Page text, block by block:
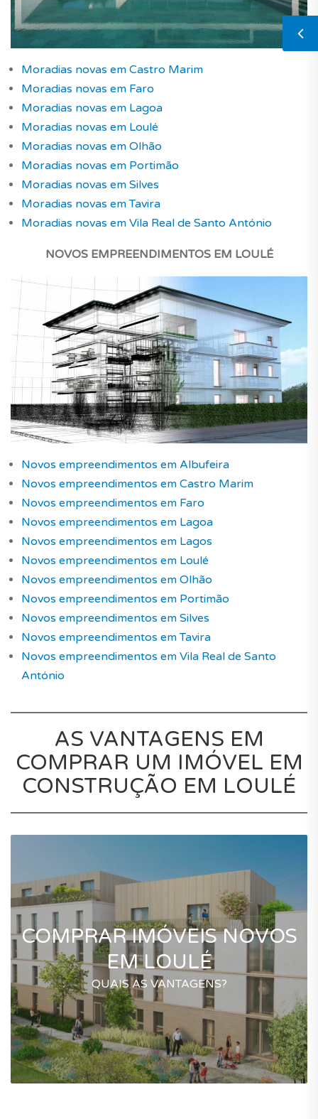
Moradias novas em Castro Marim
Moradias novas em Faro
Moradias novas em Lagoa
Moradias novas em Loulé
Moradias novas em Olhão
Moradias novas em Portimão
Moradias novas em Silves
Moradias novas em Tavira
Moradias novas em Vila Real de Santo António
NOVOS EMPREENDIMENTOS EM LOULÉ
Novos empreendimentos em Albufeira
Novos empreendimentos em Castro Marim
Novos empreendimentos em Faro
Novos empreendimentos em Lagoa
Novos empreendimentos em Lagos
Novos empreendimentos em Loulé
Novos empreendimentos em Olhão
Novos empreendimentos em Portimão
Novos empreendimentos em Silves
Novos empreendimentos em Tavira
Novos empreendimentos em Vila Real de Santo
António
AS VANTAGENS EM
COMPRAR UM IMÓVEL EM
CONSTRUÇÃO EM LOULÉ
COMPRAR IMÓVEIS NOVOS
EM LOULÉ
QUAIS AS VANTAGENS?